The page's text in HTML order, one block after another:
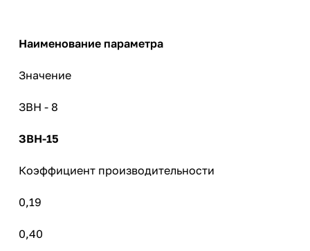
Наименование параметра
Значение
ЗВН - 8
ЗВН-15
Коэффициент производительности
0,19
0,40